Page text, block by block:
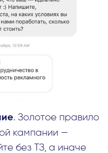
. Золотое правило
кампании —
без ТЗ, а иначе